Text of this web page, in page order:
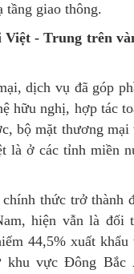
tầng giao thông.
- Trung trên
dịch vụ đã góp
hữu nghị, hợp tác
bộ mặt thương mại
là ở các tỉnh miền
chính thức trở thành
, hiện vẫn là đối
44,5% xuất khẩu
khu vực Đông Bắc